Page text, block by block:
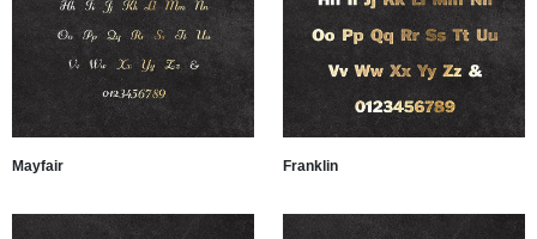
Mayfair Franklin